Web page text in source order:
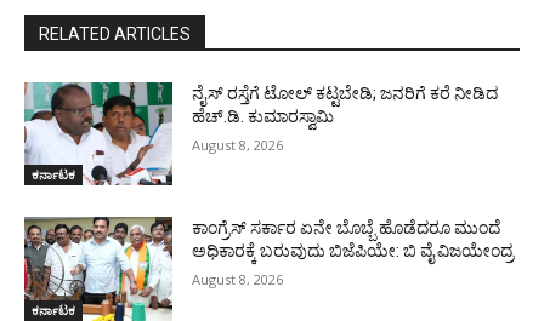
RELATED ARTICLES
ಕರ್ನಾಟಕ
ನೈಸ್ ರಸ್ತೆಗೆ ಟೋಲ್ ಕಟ್ಟಬೇಡಿ; ಜನರಿಗೆ ಕರೆ ನೀಡಿದ
ಹೆಚ್.ಡಿ. ಕುಮಾರಸ್ವಾಮಿ
August 8, 2026
ಕರ್ನಾಟಕ
ಕಾಂಗ್ರೆಸ್ ಸರ್ಕಾರ ಏನೇ ಬೊಬ್ಬೆ ಹೊಡೆದರೂ ಮುಂದೆ
ಅಧಿಕಾರಕ್ಕೆ ಬರುವುದು ಬಿಜೆಪಿಯೇ: ಬಿ ವೈ ವಿಜಯೇಂದ್ರ
August 8, 2026